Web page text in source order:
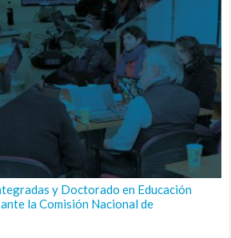
y Doctorado en Educación
la Comisión Nacional de